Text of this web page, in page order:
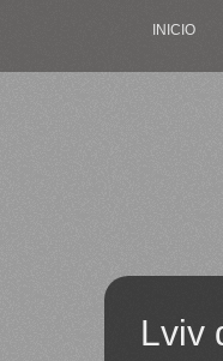
INICIO
Lviv